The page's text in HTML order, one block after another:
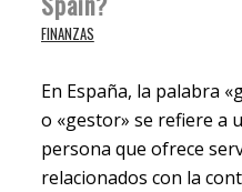
FINANZAS
En España, la palabra
o «gestor» se refiere a
persona que ofrece
relacionados con la